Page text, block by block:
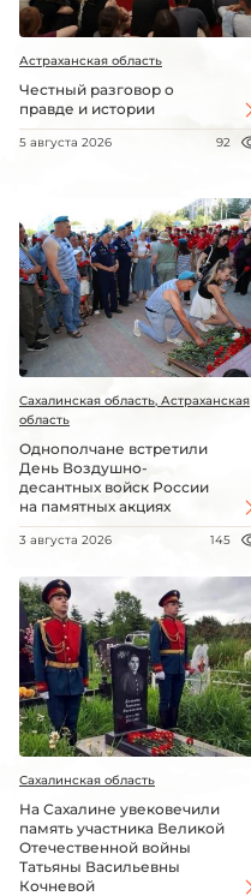
Астраханская область
Честный разговор о
правде и истории
5 августа 2026 92
Сахалинская область, Астраханская
область
Однополчане встретили
День Воздушно-
десантных войск России
на памятных акциях
3 августа 2026 145
Сахалинская область
На Сахалине увековечили
память участника Великой
Отечественной войны
Татьяны Васильевны
Кочневой